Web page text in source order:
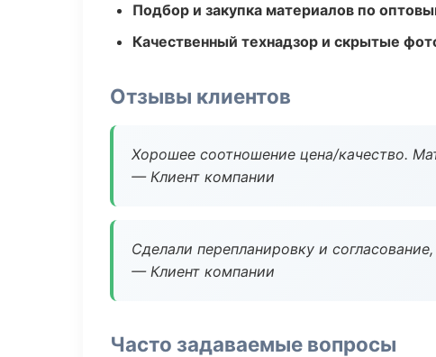
Подбор и закупка материалов по
Качественный технадзор и скрытые
Отзывы клиентов
Хорошее соотношение цена/качество.
— Клиент компании
Сделали перепланировку и
— Клиент компании
Часто задаваемые вопросы